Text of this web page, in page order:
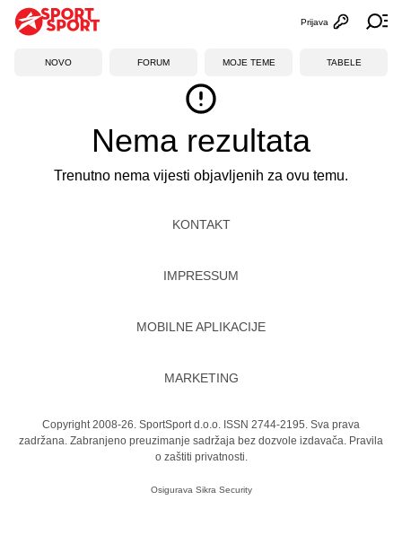
Otvori
Prijava
NOVO FORUM MOJE TEME TABELE
Nema rezultata
Trenutno nema vijesti objavljenih za ovu temu.
KONTAKT
IMPRESSUM
MOBILNE APLIKACIJE
MARKETING
Copyright 2008-26. SportSport d.o.o. ISSN 2744-2195. Sva prava
zadržana. Zabranjeno preuzimanje sadržaja bez dozvole izdavača. Pravila
o zaštiti privatnosti.
Osigurava Sikra Security